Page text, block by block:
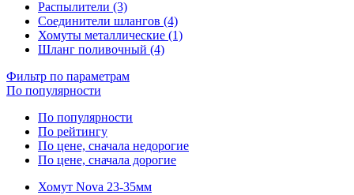
Распылители (3)
Соединители шлангов (4)
Хомуты металлические (1)
Шланг поливочный (4)
Фильтр по параметрам
По популярности
По популярности
По рейтингу
По цене, сначала недорогие
По цене, сначала дорогие
Хомут Nova 23-35мм